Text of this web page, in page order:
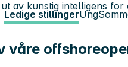
Ledige stillingerUng
våre
av kunstig intelligens